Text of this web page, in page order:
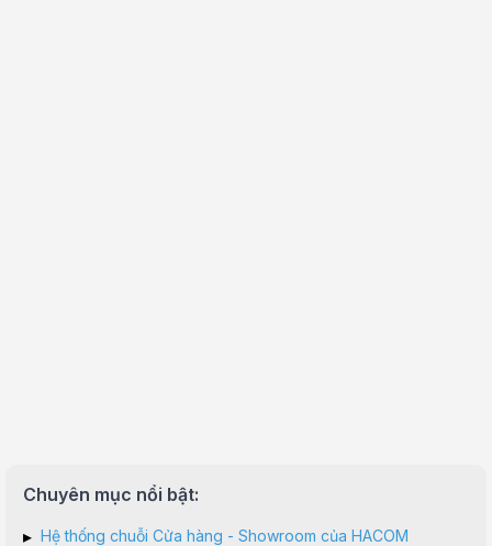
Chuyên mục nổi bật:
▸ Hệ thống chuỗi Cửa hàng - Showroom của HACOM